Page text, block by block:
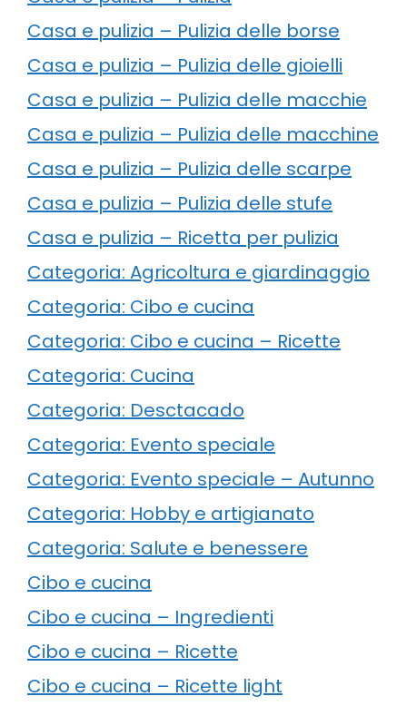
Casa e pulizia – Pulizia delle borse
Casa e pulizia – Pulizia delle gioielli
Casa e pulizia – Pulizia delle macchie
Casa e pulizia – Pulizia delle macchine
Casa e pulizia – Pulizia delle scarpe
Casa e pulizia – Pulizia delle stufe
Casa e pulizia – Ricetta per pulizia
Categoria: Agricoltura e giardinaggio
Categoria: Cibo e cucina
Categoria: Cibo e cucina – Ricette
Categoria: Cucina
Categoria: Desctacado
Categoria: Evento speciale
Categoria: Evento speciale – Autunno
Categoria: Hobby e artigianato
Categoria: Salute e benessere
Cibo e cucina
Cibo e cucina – Ingredienti
Cibo e cucina – Ricette
Cibo e cucina – Ricette light